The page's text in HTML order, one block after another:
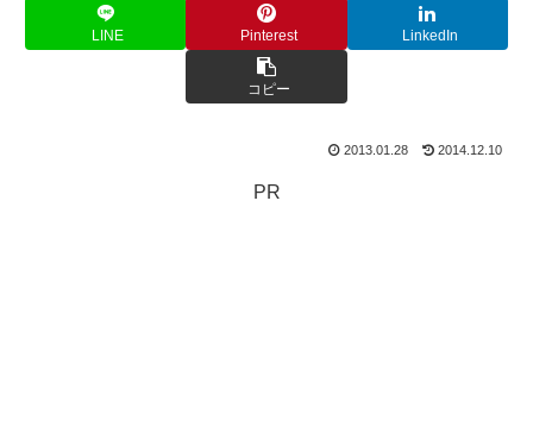
LINE Pinterest LinkedIn
コピー
2013.01.28 2014.12.10
PR